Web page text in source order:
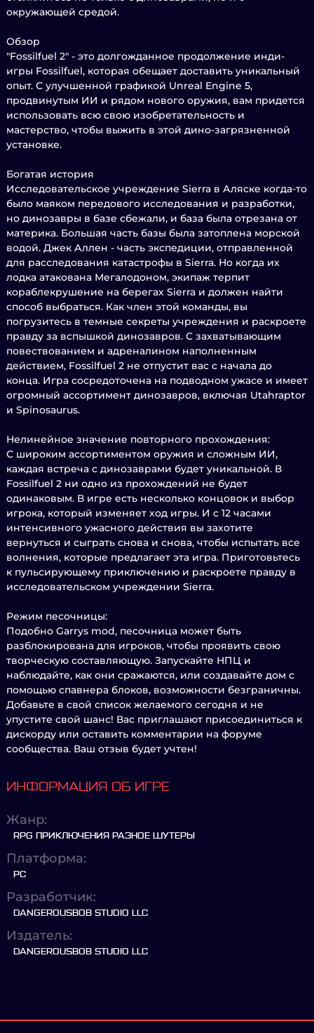
окружающей средой.
Обзор
"Fossilfuel 2" - это долгожданное продолжение инди-
игры Fossilfuel, которая обещает доставить уникальный
опыт. С улучшенной графикой Unreal Engine 5,
продвинутым ИИ и рядом нового оружия, вам придется
использовать всю свою изобретательность и
мастерство, чтобы выжить в этой дино-загрязненной
установке.
Богатая история
Исследовательское учреждение Sierra в Аляске когда-то
было маяком передового исследования и разработки,
но динозавры в базе сбежали, и база была отрезана от
материка. Большая часть базы была затоплена морской
водой. Джек Аллен - часть экспедиции, отправленной
для расследования катастрофы в Sierra. Но когда их
лодка атакована Мегалодоном, экипаж терпит
кораблекрушение на берегах Sierra и должен найти
способ выбраться. Как член этой команды, вы
погрузитесь в темные секреты учреждения и раскроете
правду за вспышкой динозавров. С захватывающим
повествованием и адреналином наполненным
действием, Fossilfuel 2 не отпустит вас с начала до
конца. Игра сосредоточена на подводном ужасе и имеет
огромный ассортимент динозавров, включая Utahraptor
и Spinosaurus.
Нелинейное значение повторного прохождения:
С широким ассортиментом оружия и сложным ИИ,
каждая встреча с динозаврами будет уникальной. В
Fossilfuel 2 ни одно из прохождений не будет
одинаковым. В игре есть несколько концовок и выбор
игрока, который изменяет ход игры. И с 12 часами
интенсивного ужасного действия вы захотите
вернуться и сыграть снова и снова, чтобы испытать все
волнения, которые предлагает эта игра. Приготовьтесь
к пульсирующему приключению и раскроете правду в
исследовательском учреждении Sierra.
Режим песочницы:
Подобно Garrys mod, песочница может быть
разблокирована для игроков, чтобы проявить свою
творческую составляющую. Запускайте НПЦ и
наблюдайте, как они сражаются, или создавайте дом с
помощью спавнера блоков, возможности безграничны.
Добавьте в свой список желаемого сегодня и не
упустите свой шанс! Вас приглашают присоединиться к
дискорду или оставить комментарии на форуме
сообщества. Ваш отзыв будет учтен!
ИНФОРМАЦИЯ ОБ ИГРЕ
Жанр:
RPG ПРИКЛЮЧЕНИЯ РАЗНОЕ ШУТЕРЫ
Платформа:
PC
Разработчик:
DANGEROUSBOB STUDIO LLC
Издатель:
DANGEROUSBOB STUDIO LLC